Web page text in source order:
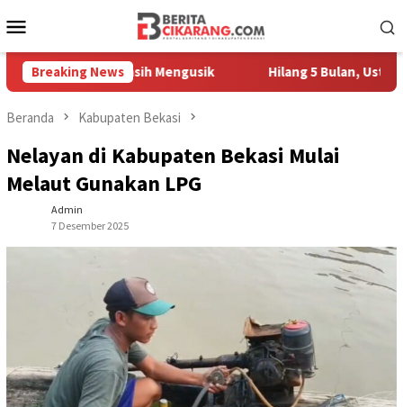
ke
Mobile
Breaking News
Masih Mengusik Hilang 5 Bulan, Ustadz Ujang
Beranda Kabupaten Bekasi
Nelayan di Kabupaten Bekasi Mulai
Melaut Gunakan LPG
Admin
7 Desember 2025